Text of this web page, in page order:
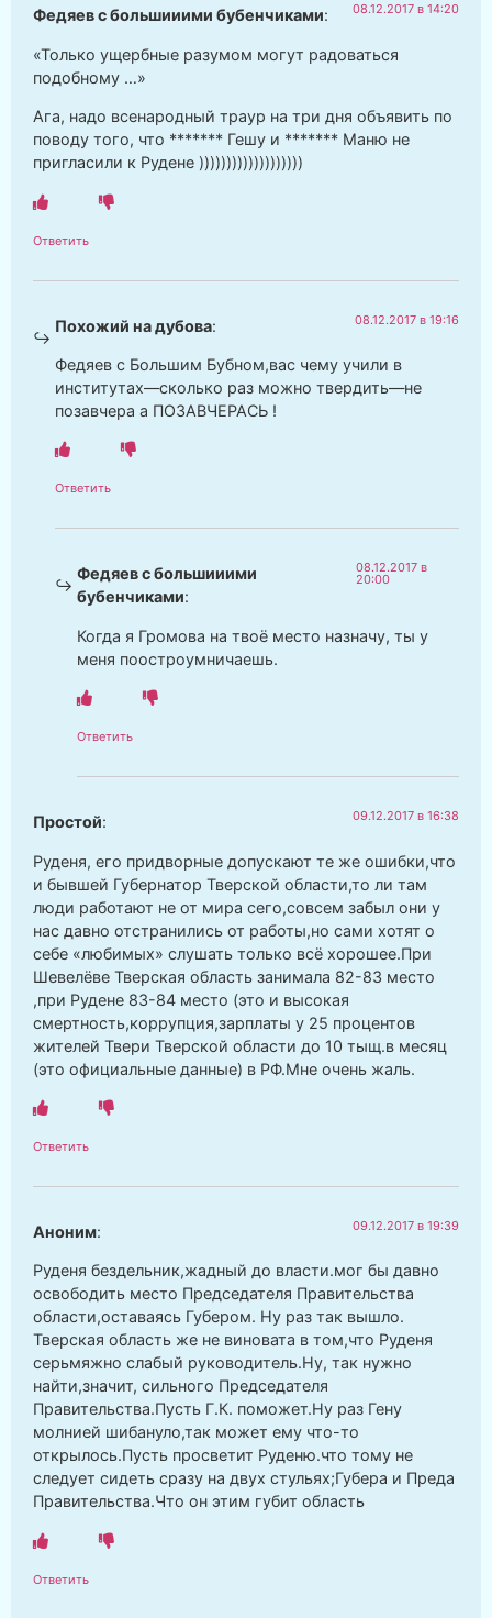
Федяев с большииими бубенчиками: 08.12.2017 в 14:20
«Только ущербные разумом могут радоваться
подобному …»
Ага, надо всенародный траур на три дня объявить по
поводу того, что ******* Гешу и ******* Маню не
пригласили к Рудене )))))))))))))))))))
Ответить
Похожий на дубова: 08.12.2017 в 19:16
Федяев с Большим Бубном,вас чему учили в
институтах—сколько раз можно твердить—не
позавчера а ПОЗАВЧЕРАСЬ !
Ответить
Федяев с большииими
бубенчиками:
08.12.2017 в
20:00
Когда я Громова на твоё место назначу, ты у
меня поостроумничаешь.
Ответить
Простой: 09.12.2017 в 16:38
Руденя, его придворные допускают те же ошибки,что
и бывшей Губернатор Тверской области,то ли там
люди работают не от мира сего,совсем забыл они у
нас давно отстранились от работы,но сами хотят о
себе «любимых» слушать только всё хорошее.При
Шевелёве Тверская область занимала 82-83 место
,при Рудене 83-84 место (это и высокая
смертность,коррупция,зарплаты у 25 процентов
жителей Твери Тверской области до 10 тыщ.в месяц
(это официальные данные) в РФ.Мне очень жаль.
Ответить
Аноним: 09.12.2017 в 19:39
Руденя бездельник,жадный до власти.мог бы давно
освободить место Председателя Правительства
области,оставаясь Губером. Ну раз так вышло.
Тверская область же не виновата в том,что Руденя
серьмяжно слабый руководитель.Ну, так нужно
найти,значит, сильного Председателя
Правительства.Пусть Г.К. поможет.Ну раз Гену
молнией шибануло,так может ему что-то
открылось.Пусть просветит Руденю.что тому не
следует сидеть сразу на двух стульях;Губера и Преда
Правительства.Что он этим губит область
Ответить